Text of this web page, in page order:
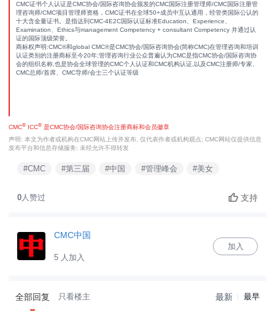
CMC证书个人认证是CMC协会/国际咨询协会颁发的CMC国际注册管理师/CMC国际注册管
理咨询师/CMC项目管理师资格，CMC证书在全球50+成员中互认通用，经管类国际公认的
十大含金量证书。是指达到CMC-4E2C国际认证标准Education、Experience、
Examination、Ethics与management Competency + consultant Competency 并通过认
证的国际顶级荣誉。
商标权声明:CMC®和global CMC®是CMC协会/国际咨询协会(简称CMC)在管理咨询和培训
认证类别的注册商标至今20年;管理咨询行业公众普遍认为CMC是指CMC协会/国际咨询协
会的组织名称,也是协会全球管理的CMC个人认证和CMC机构认证,以及CMC注册师/专家、
CMC总师/首席、CMC导师/会士三个认证等级
CMC® ICC® 是CMC协会/国际咨询协会注册商标和会员徽章
声明: 本文为作者或机构在CMC网站上传并发布, 仅代表作者或机构观点; CMC网站仅提供信息
发布平台和信息存储服务; 未经允许不得转发
#CMC #第三届 #中国 #管理峰会 #美女
0人赞过 支持
CMC中国
5 人加入
加入
全部回复 只看楼主 最新 最早